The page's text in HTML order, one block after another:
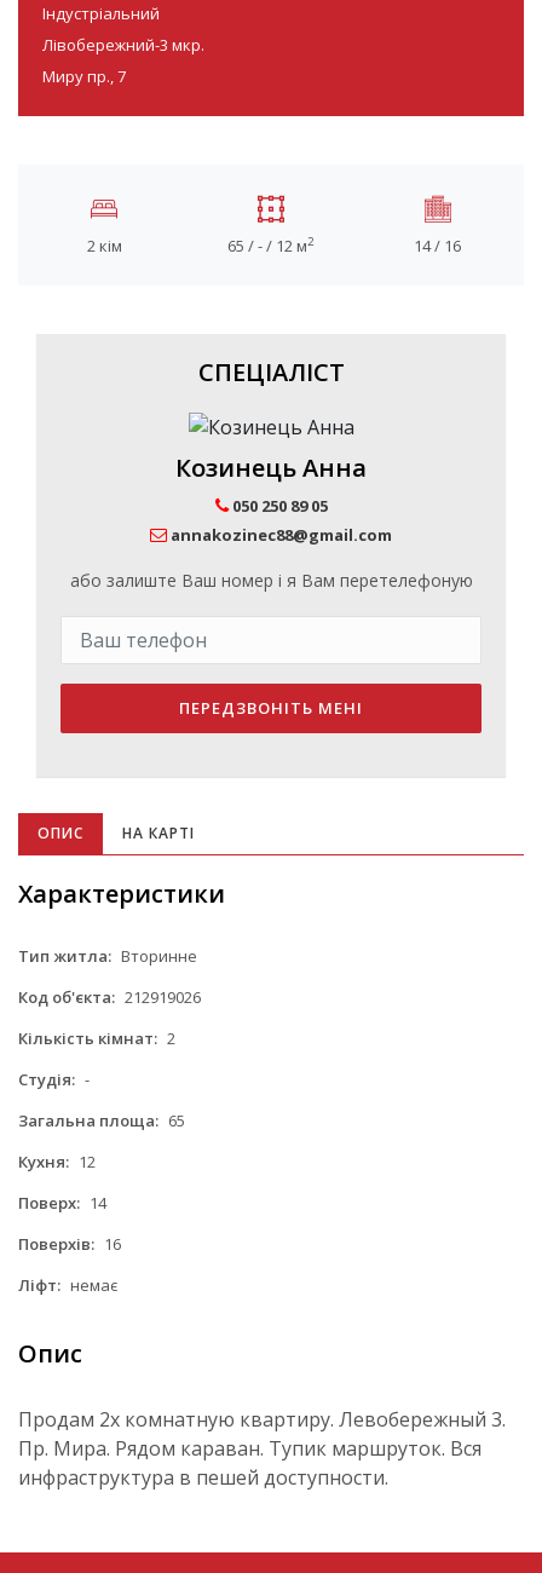
Індустріальний
Лівобережний-3 мкр.
Миру пр., 7
2 кім 65 / - / 12 м2 14 / 16
СПЕЦІАЛІСТ
Козинець Анна
050 250 89 05
annakozinec88@gmail.com
або залиште Ваш номер і я Вам перетелефоную
ПЕРЕДЗВОНІТЬ МЕНІ
ОПИС НА КАРТІ
Характеристики
Тип житла: Вторинне
Код об'єкта: 212919026
Кількість кімнат: 2
Студія: -
Загальна площа: 65
Кухня: 12
Поверх: 14
Поверхів: 16
Ліфт: немає
Опис
Продам 2х комнатную квартиру. Левобережный 3.
Пр. Мира. Рядом караван. Тупик маршруток. Вся
инфраструктура в пешей доступности.